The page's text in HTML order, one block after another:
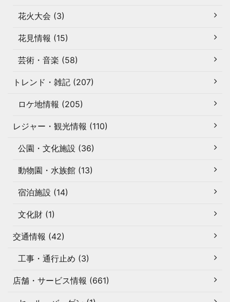
花火大会 (3)
花見情報 (15)
芸術・音楽 (58)
トレンド・雑記 (207)
ロケ地情報 (205)
レジャー・観光情報 (110)
公園・文化施設 (36)
動物園・水族館 (13)
宿泊施設 (14)
文化財 (1)
交通情報 (42)
工事・通行止め (3)
店舗・サービス情報 (661)